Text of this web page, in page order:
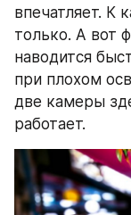
впечатляет. К
только. А вот
наводится
при плохом
две камеры
работает.